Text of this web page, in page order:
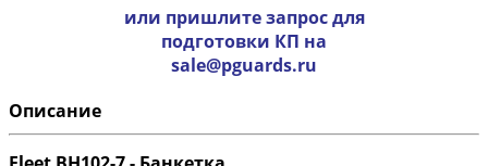
или пришлите запрос для
подготовки КП на
sale@pguards.ru
Описание